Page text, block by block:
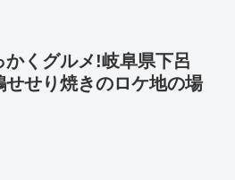
くグルメ!岐阜県下呂
せり焼きのロケ地の場